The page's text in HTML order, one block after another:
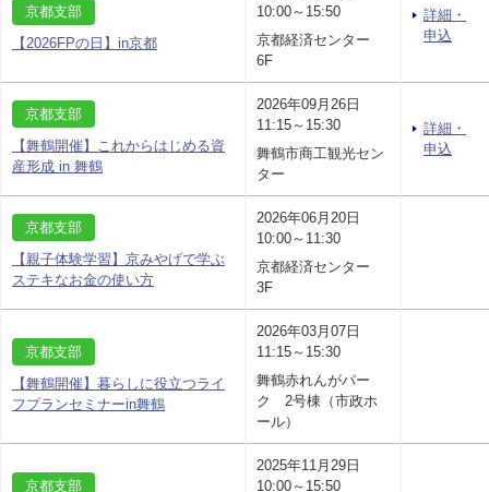
京都支部
【2026FPの日】in京都
10:00～15:50
京都経済センター
6F
詳細・
申込
京都支部
【舞鶴開催】これからはじめる資
産形成 in 舞鶴
2026年09月26日
11:15～15:30
舞鶴市商工観光セン
ター
詳細・
申込
京都支部
【親子体験学習】京みやげで学ぶ
ステキなお金の使い方
2026年06月20日
10:00～11:30
京都経済センター
3F
京都支部
【舞鶴開催】暮らしに役立つライ
フプランセミナーin舞鶴
2026年03月07日
11:15～15:30
舞鶴赤れんがパー
ク 2号棟（市政ホ
ール）
京都支部
2025年11月29日
10:00～15:50